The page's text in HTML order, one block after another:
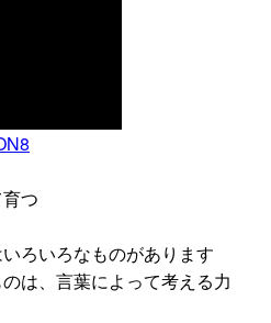
つ
ろいろなものがあります
は、言葉によって考える力